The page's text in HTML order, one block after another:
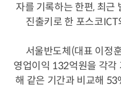
자를 기록하는 한편, 최근
진출키로 한 포스코
서울반도체(대표 이정
영업이익 132억원을 각각
해 같은 기간과 비교해